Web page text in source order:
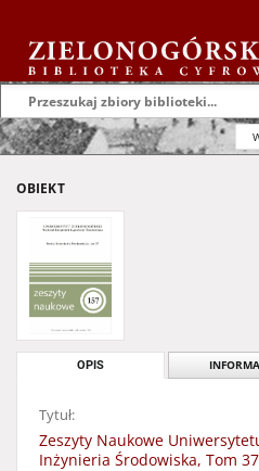
OBIEKT
OPIS
Tytuł:
Zeszyty Naukowe
Inżynieria Środowiska, Tom 37